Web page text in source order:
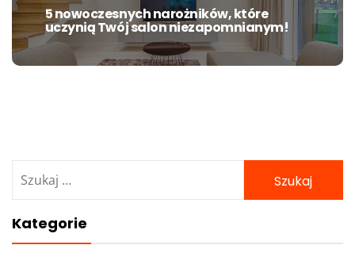
Next
post:
5 nowoczesnych narożników, które
uczynią Twój salon niezapomnianym!
Kategorie